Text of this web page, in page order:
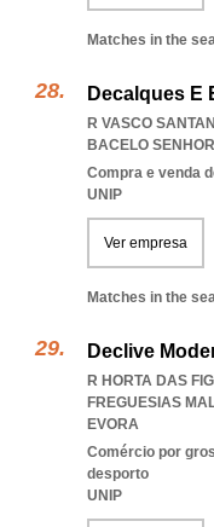
Matches in the
Decalques E
R VASCO
BACELO
Compra e venda
UNIP
Ver empresa
Matches in the
Declive
R HORTA DAS
FREGUESIAS
EVORA
Comércio por
desporto
UNIP